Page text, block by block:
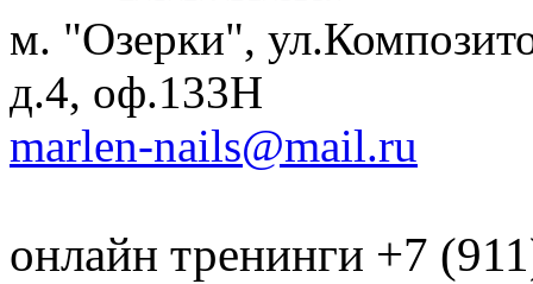
м. "Озерки",
д.4, оф.133H
marlen-nails@mail.ru
онлайн тренинги +7